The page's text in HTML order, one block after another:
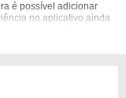
é possível adicionar
no aplicativo ainda
a utilizá-las!